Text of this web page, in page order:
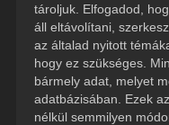
tároljuk. Elfogadod,
áll eltávolítani,
az általad nyitott
hogy ez szükséges.
bármely adat, melyet
adatbázisában. Ezek
nélkül semmilyen